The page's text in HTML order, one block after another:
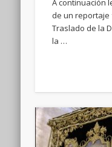
A continuación
de un reportaje
Traslado de la
la …